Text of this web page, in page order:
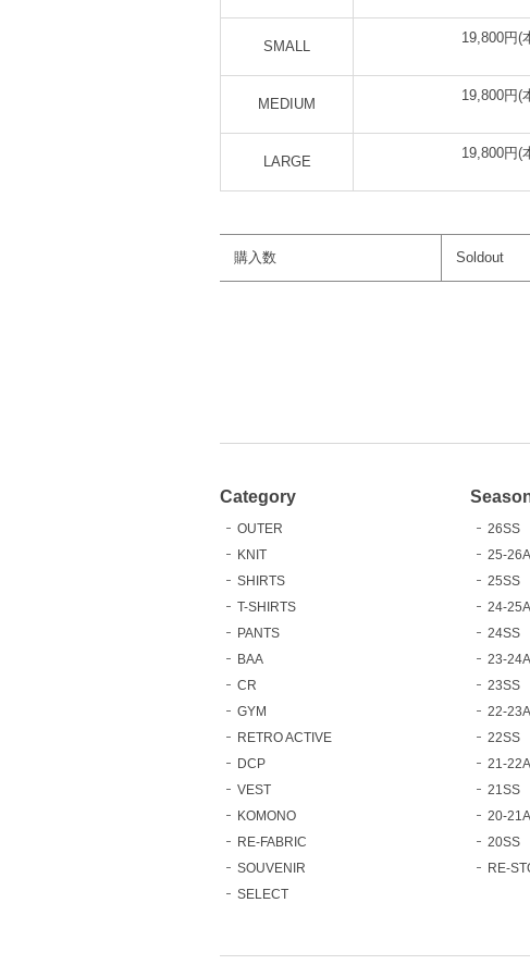
SMALL
19,800円(
MEDIUM
19,800円(
LARGE
19,800円(
購入数 Soldout
Category
OUTER
KNIT
SHIRTS
T-SHIRTS
PANTS
BAA
CR
GYM
RETRO ACTIVE
DCP
VEST
KOMONO
RE-FABRIC
SOUVENIR
SELECT
26SS
25-
25SS
24-
24SS
23-
23SS
22-
22SS
21-
21SS
20-
20SS
RE-